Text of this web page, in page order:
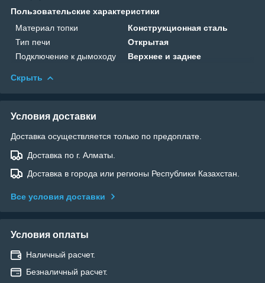
Пользовательские характеристики
Материал топки
Конструкционная сталь
Тип печи
Открытая
Подключение к дымоходу
Верхнее и заднее
Скрыть
Условия доставки
Доставка осуществляется только по предоплате.
Доставка по г. Алматы.
Доставка в города или регионы Республики Казахстан.
Все условия доставки
Условия оплаты
Наличный расчет.
Безналичный расчет.